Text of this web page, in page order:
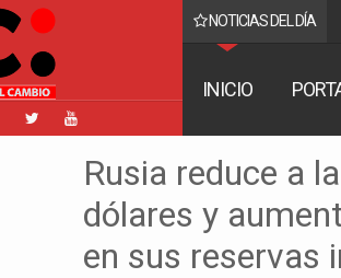
NOTICIAS DEL DÍA
contra Coaquira
INICIO
Rusia reduce a
dólares y
en sus reservas